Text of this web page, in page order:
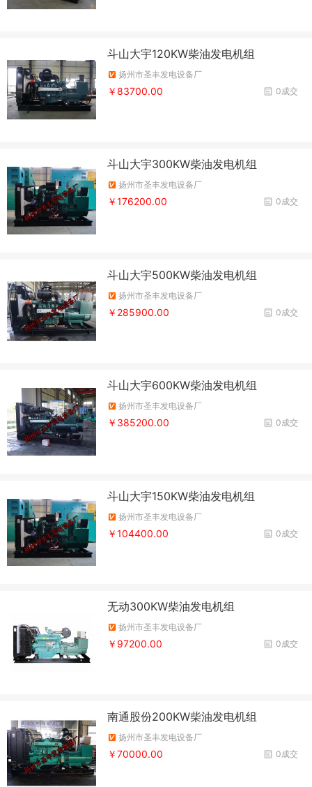
斗山大宇120KW柴油发电机组
扬州市圣丰发电设备厂
0成交
￥83700.00
斗山大宇300KW柴油发电机组
扬州市圣丰发电设备厂
0成交
￥176200.00
斗山大宇500KW柴油发电机组
扬州市圣丰发电设备厂
0成交
￥285900.00
斗山大宇600KW柴油发电机组
扬州市圣丰发电设备厂
0成交
￥385200.00
斗山大宇150KW柴油发电机组
扬州市圣丰发电设备厂
0成交
￥104400.00
无动300KW柴油发电机组
扬州市圣丰发电设备厂
0成交
￥97200.00
南通股份200KW柴油发电机组
扬州市圣丰发电设备厂
0成交
￥70000.00